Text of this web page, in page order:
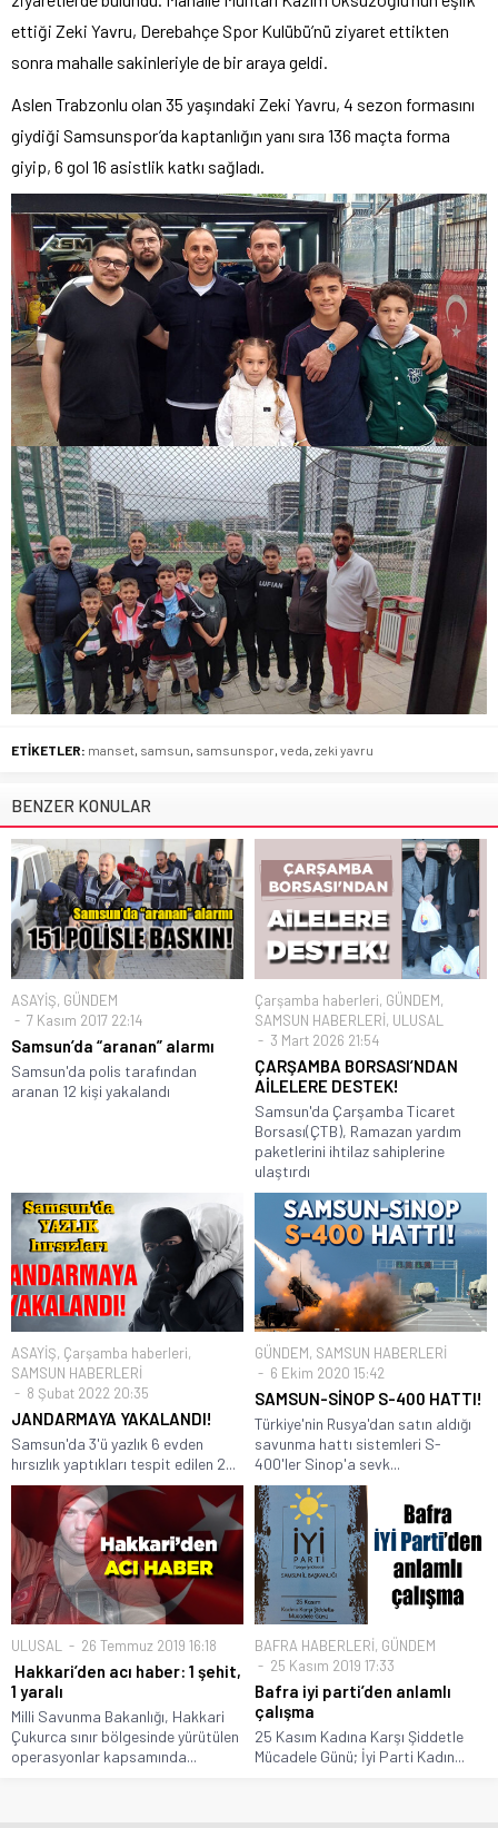
ettiği Zeki Yavru, Derebahçe Spor Kulübü’nü ziyaret ettikten
sonra mahalle sakinleriyle de bir araya geldi.
Aslen Trabzonlu olan 35 yaşındaki Zeki Yavru, 4 sezon formasını
giydiği Samsunspor’da kaptanlığın yanı sıra 136 maçta forma
giyip, 6 gol 16 asistlik katkı sağladı.
ETİKETLER: manset, samsun, samsunspor, veda, zeki yavru
BENZER KONULAR
ASAYİŞ, GÜNDEM
7 Kasım 2017 22:14
Samsun’da “aranan” alarmı
Samsun'da polis tarafından
aranan 12 kişi yakalandı
Çarşamba haberleri, GÜNDEM,
SAMSUN HABERLERİ, ULUSAL
3 Mart 2026 21:54
ÇARŞAMBA BORSASI’NDAN
AİLELERE DESTEK!
Samsun'da Çarşamba Ticaret
Borsası(ÇTB), Ramazan yardım
paketlerini ihtilaz sahiplerine
ulaştırdı
ASAYİŞ, Çarşamba haberleri,
SAMSUN HABERLERİ
8 Şubat 2022 20:35
JANDARMAYA YAKALANDI!
Samsun'da 3'ü yazlık 6 evden
hırsızlık yaptıkları tespit edilen 2...
GÜNDEM, SAMSUN HABERLERİ
6 Ekim 2020 15:42
SAMSUN-SİNOP S-400 HATTI!
Türkiye'nin Rusya'dan satın aldığı
savunma hattı sistemleri S-
400'ler Sinop'a sevk...
ULUSAL 26 Temmuz 2019 16:18
Hakkari’den acı haber: 1 şehit,
1 yaralı
Milli Savunma Bakanlığı, Hakkari
Çukurca sınır bölgesinde yürütülen
operasyonlar kapsamında...
BAFRA HABERLERİ, GÜNDEM
25 Kasım 2019 17:33
Bafra iyi parti’den anlamlı
çalışma
25 Kasım Kadına Karşı Şiddetle
Mücadele Günü; İyi Parti Kadın...